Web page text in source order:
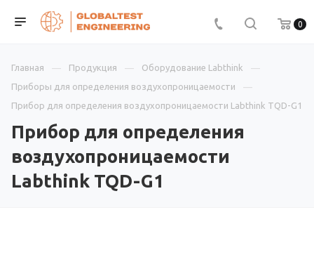
0
Главная Продукция
Оборудование Labthink
Приборы для определения воздухопроницаемости
Прибор для определения воздухопроницаемости Labthink TQD-G1
Прибор для определения
воздухопроницаемости
Labthink TQD-G1